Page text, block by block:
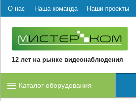
О нас Наша команда Наши проекты
12 лет на рынке видеонаблюдения
Каталог оборудования